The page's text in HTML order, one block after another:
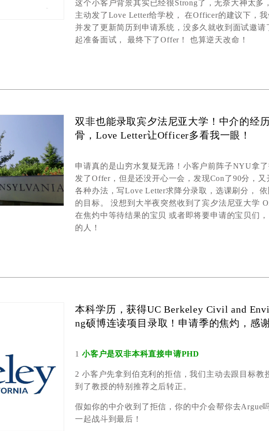
这个小客户背景其实已经很Strong了 ， 无奈大神太多
主动发了Love Letter给学校 ，在Officer的建议下，
并发了更新简历到申请系统，没多久就收到面试邀请
起准备面试， 最终下了Offer ！ 也算逆天改命！
双非也能录取宾夕法尼亚大学！中介的经
骨，Love Letter让Officer多看我一眼！
申请真的是山穷水复疑无路 ！小客户前阵子NYU拿
发了Offer ，但是还没开心一会，发现Con了90分，又
各种办法，写LoveLetter求降分录取，选课刷分，
的目标。没想到 大半夜突然收到了宾夕法尼亚大学 O
在焦灼中等待结果的宝贝 或者即将要申请的宝贝们 ，
的人！
本科学历，获得UC Berkeley Civil and
ng硕博连读项目录取！申请季的焦灼，感
1 小客户是双非本科直接申请PHD
2 小客户先拿到伯克利的拒信，我们主动去跟目标教
到了教授的特别推荐之后转正。
假如你的中介收到了拒信，你的中介会帮你去Argue
一起战斗到最后！